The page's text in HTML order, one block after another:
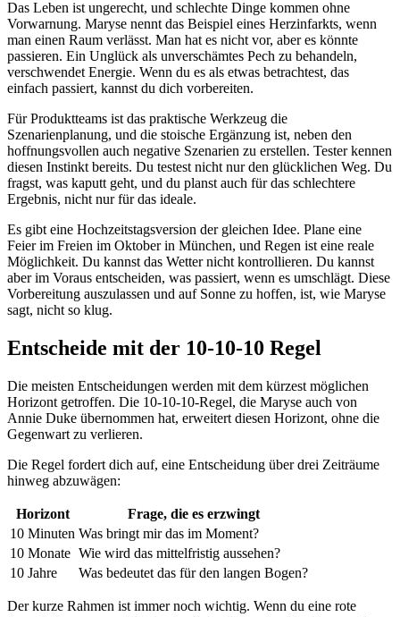
Das Leben ist ungerecht, und schlechte Dinge kommen ohne
Vorwarnung. Maryse nennt das Beispiel eines Herzinfarkts, wenn
man einen Raum verlässt. Man hat es nicht vor, aber es könnte
passieren. Ein Unglück als unverschämtes Pech zu behandeln,
verschwendet Energie. Wenn du es als etwas betrachtest, das
einfach passiert, kannst du dich vorbereiten.
Für Produktteams ist das praktische Werkzeug die
Szenarienplanung, und die stoische Ergänzung ist, neben den
hoffnungsvollen auch negative Szenarien zu erstellen. Tester kennen
diesen Instinkt bereits. Du testest nicht nur den glücklichen Weg. Du
fragst, was kaputt geht, und du planst auch für das schlechtere
Ergebnis, nicht nur für das ideale.
Es gibt eine Hochzeitstagsversion der gleichen Idee. Plane eine
Feier im Freien im Oktober in München, und Regen ist eine reale
Möglichkeit. Du kannst das Wetter nicht kontrollieren. Du kannst
aber im Voraus entscheiden, was passiert, wenn es umschlägt. Diese
Vorbereitung auszulassen und auf Sonne zu hoffen, ist, wie Maryse
sagt, nicht so klug.
Entscheide mit der 10-10-10 Regel
Die meisten Entscheidungen werden mit dem kürzest möglichen
Horizont getroffen. Die 10-10-10-Regel, die Maryse auch von
Annie Duke übernommen hat, erweitert diesen Horizont, ohne die
Gegenwart zu verlieren.
Die Regel fordert dich auf, eine Entscheidung über drei Zeiträume
hinweg abzuwägen:
Horizont
Frage, die es erzwingt
10 Minuten Was bringt mir das im Moment?
10 Monate Wie wird das mittelfristig aussehen?
10 Jahre
Was bedeutet das für den langen Bogen?
Der kurze Rahmen ist immer noch wichtig. Wenn du eine rote